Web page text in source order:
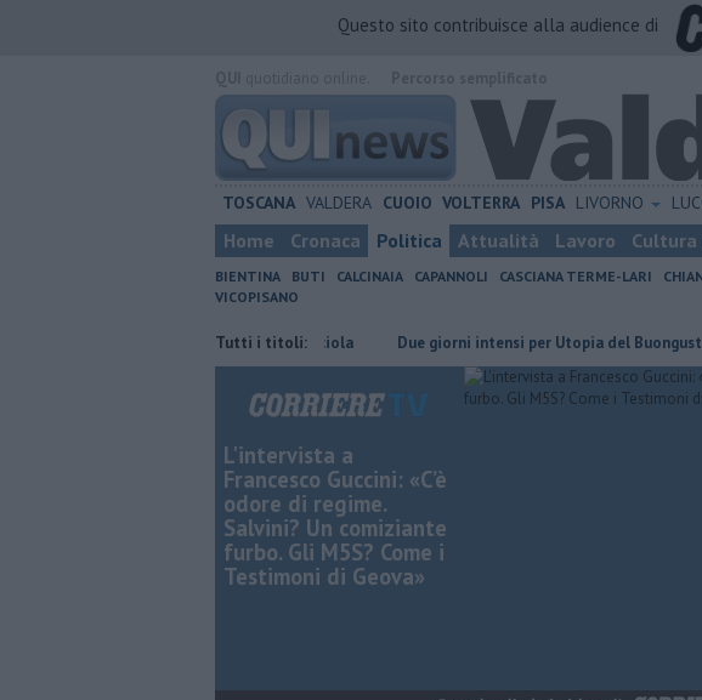
Questo sito contribuisce alla audience di
TOSCANA VALDERA CUOIO VOLTERRA PISA LIVORNO
Home Cronaca Politica Attualità Lavoro
BIENTINA BUTI CALCINAIA CAPANNOLI CASCIANA TERME-LARI
VICOPISANO
Tutti i titoli:
grande ciclismo si corre a Terricciola Due giorni intensi per Utopia del Buongusto
L'intervista a
Francesco Guccini: «C’è
odore di regime.
Salvini? Un comiziante
furbo. Gli M5S? Come i
Testimoni di Geova»